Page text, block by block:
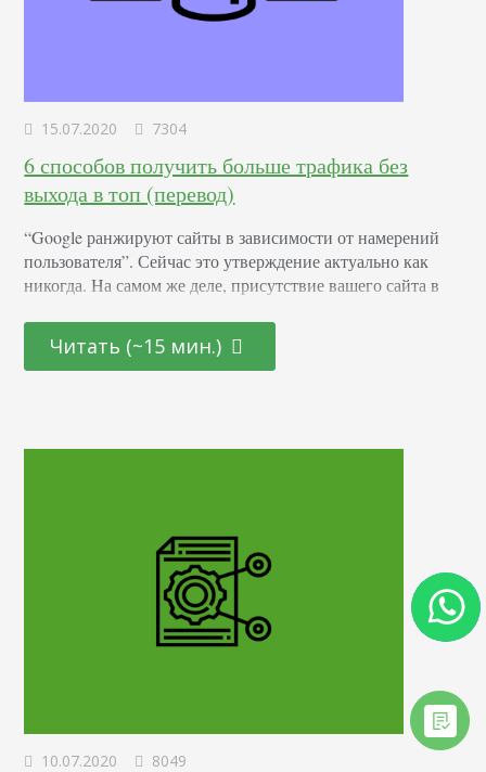
15.07.2020 7304
6 способов получить больше трафика без
выхода в топ (перевод)
“Google ранжируют сайты в зависимости от намерений
пользователя”. Сейчас это утверждение актуально как
никогда. На самом же деле, присутствие вашего сайта в
алгоритма. Но и это не повод забывать про SEO. Смысл
поисковой оптимизации — получить органический
Читать (~15 мин.)
10.07.2020 8049